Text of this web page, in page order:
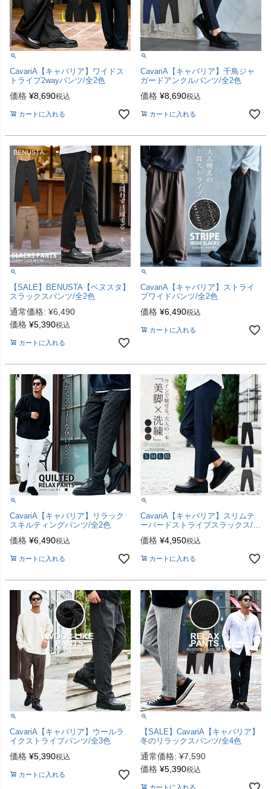
CavariA【キャバリア】ワイドス
トライプ2wayパンツ/全2色
価格 ¥8,690税込
カートに入れる
CavariA【キャバリア】千鳥ジャ
ガードアンクルパンツ/全2色
価格 ¥8,690税込
カートに入れる
【SALE】BENUSTA【ベヌスタ】
スラックスパンツ/全2色
通常価格: ¥6,490
価格 ¥5,390税込
カートに入れる
CavariA【キャバリア】ストライ
プワイドパンツ/全2色
価格 ¥6,490税込
カートに入れる
CavariA【キャバリア】リラック
スキルティングパンツ/全2色
価格 ¥6,490税込
カートに入れる
CavariA【キャバリア】スリムテ
ーパードストライプスラックス/全
価格 ¥4,950税込
カートに入れる
CavariA【キャバリア】ウールラ
イクストライプパンツ/全3色
価格 ¥5,390税込
カートに入れる
【SALE】CavariA【キャバリア】
冬のリラックスパンツ/全4色
通常価格: ¥7,590
価格 ¥5,390税込
カートに入れる